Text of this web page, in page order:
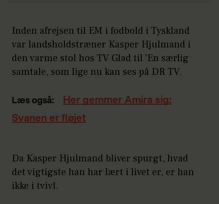
Inden afrejsen til EM i fodbold i Tyskland
var landsholdstræner Kasper Hjulmand i
den varme stol hos TV Glad til 'En særlig
samtale, som lige nu kan ses på DR TV.
Læs også:
Her gemmer Amira sig:
Svanen er fløjet
Da Kasper Hjulmand bliver spurgt, hvad
det vigtigste han har lært i livet er, er han
ikke i tvivl.